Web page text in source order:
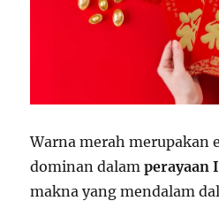
Warna merah merupakan
dominan dalamperayaan
makna yang mendalam